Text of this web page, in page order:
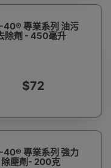
專業系列 油污
除劑 - 450毫升
$72
專業系列 強力
除塵劑- 200克